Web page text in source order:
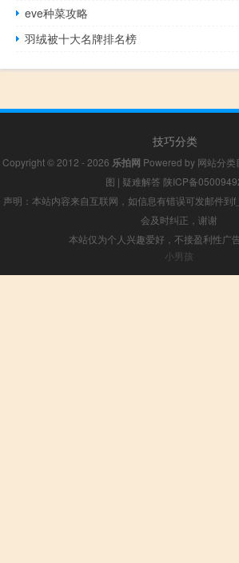
eve种菜攻略
羽绒被十大名牌排名榜
技巧分类
Copyright © 2012 - 2026 乐拍网 Powered by 网站分类
图 | 疑难解答 陕ICP备
声明：本站内容来自互联网，如信息有错误可发邮件到
会及时纠正，谢谢
本站仅为个人兴趣爱好，不接盈利性广
小男孩